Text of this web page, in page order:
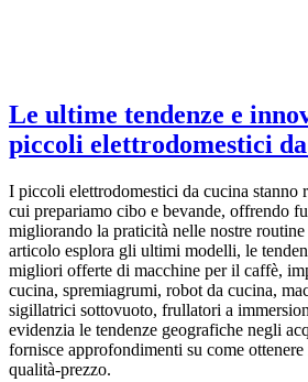
Le ultime tendenze e
piccoli elettrodomestici
I piccoli elettrodomestici da cucina
cui prepariamo cibo e bevande, offrendo
migliorando la praticità nelle nostre
articolo esplora gli ultimi modelli, le
migliori offerte di macchine per il caffè,
cucina, spremiagrumi, robot da cucina,
sigillatrici sottovuoto, frullatori a
evidenzia le tendenze geografiche negli
fornisce approfondimenti su come
qualità-prezzo.